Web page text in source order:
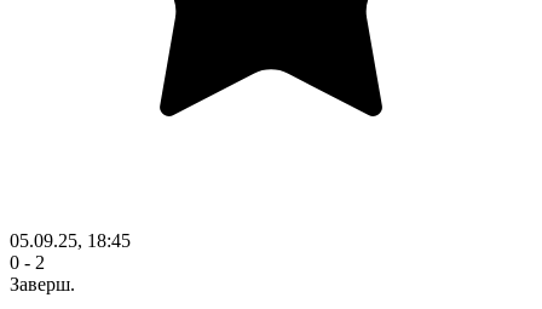
05.09.25, 18:45
0 - 2
Заверш.